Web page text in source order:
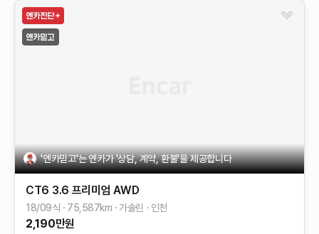
'엔카믿고'는 엔카가 '상담, 계약, 환불'을 제공합니다
CT6 3.6 프리미엄 AWD
18/09식 75,587km 가솔린 인천
2,190만원